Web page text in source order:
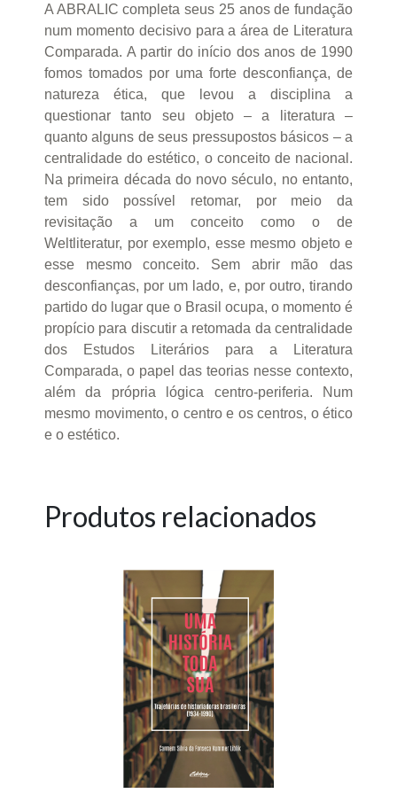
A ABRALIC completa seus 25 anos de fundação
num momento decisivo para a área de Literatura
Comparada. A partir do início dos anos de 1990
fomos tomados por uma forte desconfiança, de
natureza ética, que levou a disciplina a
questionar tanto seu objeto – a literatura –
quanto alguns de seus pressupostos básicos – a
centralidade do estético, o conceito de nacional.
Na primeira década do novo século, no entanto,
tem sido possível retomar, por meio da
revisitação a um conceito como o de
Weltliteratur, por exemplo, esse mesmo objeto e
esse mesmo conceito. Sem abrir mão das
desconfianças, por um lado, e, por outro, tirando
partido do lugar que o Brasil ocupa, o momento é
propício para discutir a retomada da centralidade
dos Estudos Literários para a Literatura
Comparada, o papel das teorias nesse contexto,
além da própria lógica centro-periferia. Num
mesmo movimento, o centro e os centros, o ético
e o estético.
Produtos relacionados